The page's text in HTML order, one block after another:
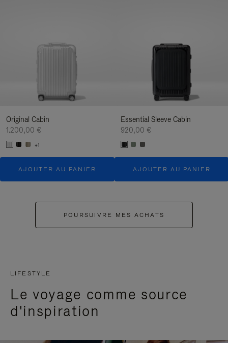
Original Cabin
1.200,00 €
+1
AJOUTER AU PANIER
Essential Sleeve Cabin
920,00 €
AJOUTER AU PANIER
POURSUIVRE MES ACHATS
LIFESTYLE
Le voyage comme source
d'inspiration